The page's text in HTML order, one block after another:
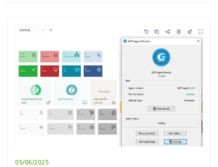
05/06/2025